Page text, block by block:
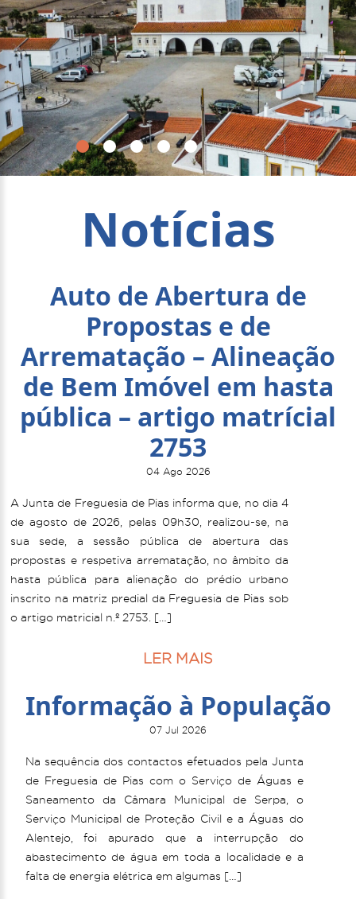
Notícias
Auto de Abertura de
Propostas e de
Arrematação – Alineação
de Bem Imóvel em hasta
pública – artigo matrícial
2753
04 Ago 2026
A Junta de Freguesia de Pias informa que, no dia 4
de agosto de 2026, pelas 09h30, realizou-se, na
sua sede, a sessão pública de abertura das
propostas e respetiva arrematação, no âmbito da
hasta pública para alienação do prédio urbano
inscrito na matriz predial da Freguesia de Pias sob
o artigo matricial n.º 2753. […]
LER MAIS
Informação à População
07 Jul 2026
Na sequência dos contactos efetuados pela Junta
de Freguesia de Pias com o Serviço de Águas e
Saneamento da Câmara Municipal de Serpa, o
Serviço Municipal de Proteção Civil e a Águas do
Alentejo, foi apurado que a interrupção do
abastecimento de água em toda a localidade e a
falta de energia elétrica em algumas […]